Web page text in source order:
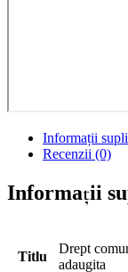
Informații
Recenzii (0)
Informații
Titlu
Drept
adaugita